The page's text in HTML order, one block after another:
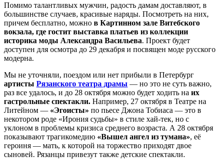
Помимо талантливых мужчин, радость дамам доставляют, в
большинстве случаев, красивые наряды. Посмотреть на них,
причем бесплатно, можно в Картинном зале Витебского
вокзала, где гостит выставка платьев из коллекции
историка моды Александра Васильева. Проект будет
доступен для осмотра до 29 декабря и посвящен моде русского
модерна.
Мы не уточняли, поездом или нет прибыли в Петербург
артисты Рязанского театра драмы — но это не суть важно,
раз все удалось, и до 28 октября можно будет ходить на их
гастрольные спектакли. Например, 27 октября в Театре на
Литейном — «Эгоисты» по пьесе Джона Тобиаса — это в
некотором роде «Ирония судьбы» в стиле хай-тек, но с
уклоном в проблемы кризиса среднего возраста. А 28 октября
показывают трагикомедию «Вышел ангел из тумана», её
героиня — мать, к которой на торжество приходят двое
сыновей. Рязанцы привезут также детские спектакли.